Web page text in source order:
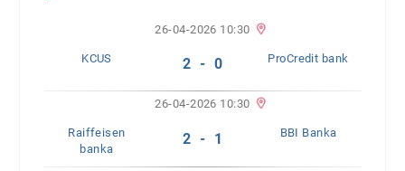
26-04-2026 10:30
KCUS 2 - 0 ProCredit bank
26-04-2026 10:30
Raiffeisen
banka
2 - 1 BBI Banka